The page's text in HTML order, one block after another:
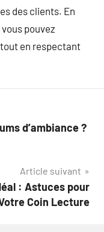
des clients. En
pouvez
en respectant
d’ambiance ?
Article suivant
: Astuces pour
Coin Lecture